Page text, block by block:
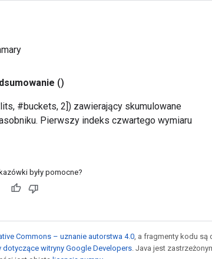
()
#buckets, 2]) zawierający skumulowane
Pierwszy indeks czwartego wymiaru
były pomocne?
Commons – uznanie autorstwa 4.0 , a fragmenty kodu są
dotyczące witryny Google Developers . Java jest